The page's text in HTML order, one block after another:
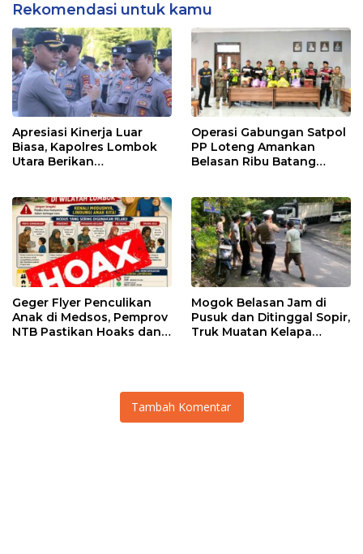
Rekomendasi untuk kamu
Apresiasi Kinerja Luar
Biasa, Kapolres Lombok
Utara Berikan
Operasi Gabungan Satpol
PP Loteng Amankan
Belasan Ribu Batang
Geger Flyer Penculikan
Anak di Medsos, Pemprov
NTB Pastikan Hoaks dan
Mogok Belasan Jam di
Pusuk dan Ditinggal Sopir,
Truk Muatan Kelapa
Tambah Komentar